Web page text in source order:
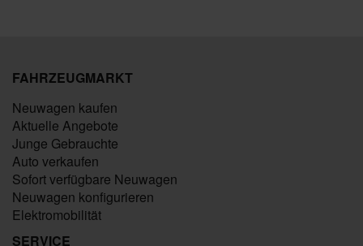
FAHRZEUGMARKT
Neuwagen kaufen
Aktuelle Angebote
Junge Gebrauchte
Auto verkaufen
Sofort verfügbare Neuwagen
Neuwagen konfigurieren
Elektromobilität
SERVICE